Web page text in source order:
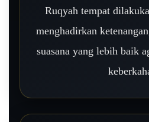
Ruqyah tempat
menghadirkan
suasana yang lebih baik